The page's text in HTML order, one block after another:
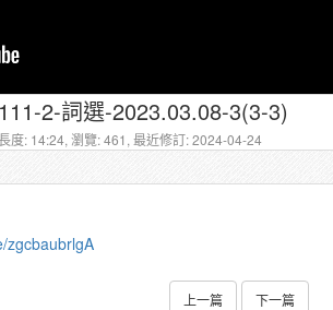
111-2-詞選-2023.03.08-3(3-3)
度: 14:24, 瀏覽: 461, 最近修訂: 2024-04-24
zgcbaubrlgA
上一篇 下一篇